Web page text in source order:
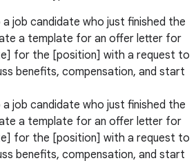
a job candidate who just finished the
a template for an offer letter for
for the [position] with a request to
benefits, compensation, and start
a job candidate who just finished the
a template for an offer letter for
for the [position] with a request to
benefits, compensation, and start